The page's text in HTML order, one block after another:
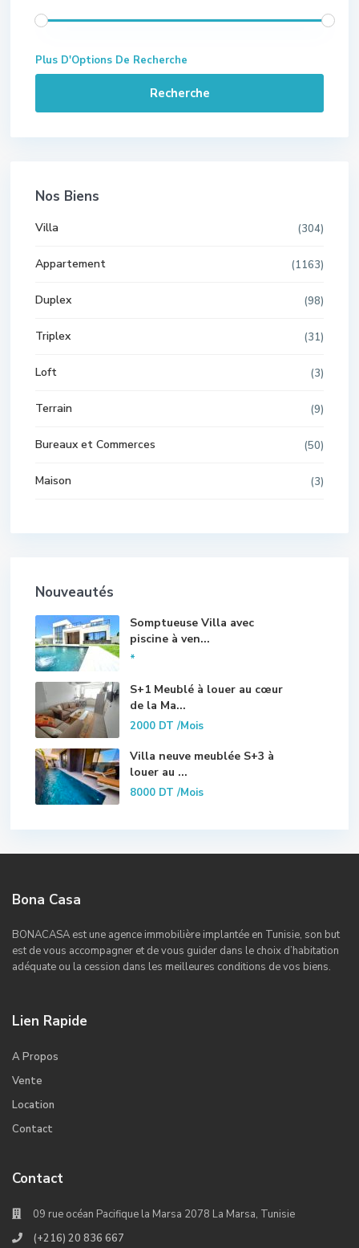
Plus D'Options De Recherche
Recherche
Nos Biens
Villa (304)
Appartement (1163)
Duplex (98)
Triplex (31)
Loft (3)
Terrain (9)
Bureaux et Commerces (50)
Maison (3)
Nouveautés
Somptueuse Villa avec
piscine à ven...
*
S+1 Meublé à louer au cœur
de la Ma...
2000 DT/Mois
Villa neuve meublée S+3 à
louer au ...
8000 DT/Mois
Bona Casa
BONACASA est une agence immobilière implantée en Tunisie, son but
est de vous accompagner et de vous guider dans le choix d’habitation
adéquate ou la cession dans les meilleures conditions de vos biens.
Lien Rapide
A Propos
Vente
Location
Contact
Contact
09 rue océan Pacifique la Marsa 2078 La Marsa, Tunisie
(+216) 20 836 667